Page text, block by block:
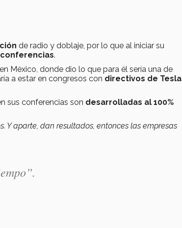
de radio y doblaje, por lo que al iniciar su
conferencias.
México, donde dio lo que para él sería una de
a estar en congresos con directivos de Tesla
sus conferencias son desarrolladas al 100%
Y aparte, dan resultados, entonces las empresas